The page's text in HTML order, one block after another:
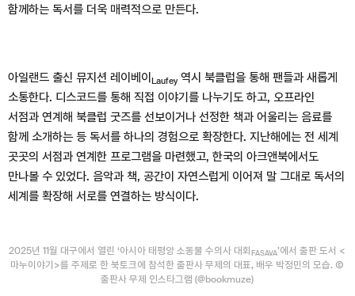
함께하는 독서를 더욱 매력적으로 만든다.
아일랜드 출신 뮤지션 레이베이Laufey역시 북클럽을 통해 팬들과 새롭게
소통한다. 디스코드를 통해 직접 이야기를 나누기도 하고, 오프라인
서점과 연계해 북클럽 굿즈를 선보이거나 선정한 책과 어울리는 음료를
함께 소개하는 등 독서를 하나의 경험으로 확장한다. 지난해에는 전 세계
곳곳의 서점과 연계한 프로그램을 마련했고, 한국의 아크앤북에서도
만나볼 수 있었다. 음악과 책, 공간이 자연스럽게 이어져 말 그대로 독서의
세계를 확장해 서로를 연결하는 방식이다.
2025년 11월 대구에서 열린 ‘아시아 태평양 소동물 수의사 대회FASAVA’에서 출판 도서 <
마누이야기>를 주제로 한 북토크에 참석한 출판사 무제의 대표, 배우 박정민의 모습. Ⓒ
출판사 무제 인스타그램 (@bookmuze)